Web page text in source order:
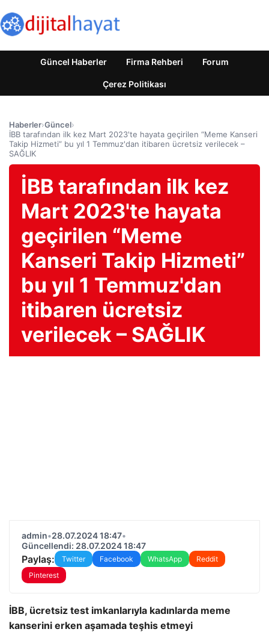
Güncel Haberler Firma Rehberi Forum
Çerez Politikası
Haberler›Güncel›
İBB tarafından ilk kez Mart 2023'te hayata geçirilen “Meme Kanseri
Takip Hizmeti” bu yıl 1 Temmuz'dan itibaren ücretsiz verilecek –
SAĞLIK
İBB tarafından ilk kez
Mart 2023'te hayata
geçirilen “Meme
Kanseri Takip Hizmeti”
bu yıl 1 Temmuz'dan
itibaren ücretsiz
verilecek – SAĞLIK
admin•28.07.2024 18:47•
Güncellendi: 28.07.2024 18:47
Paylaş: Twitter Facebook WhatsApp
Reddit
Pinterest
İBB, ücretsiz test imkanlarıyla kadınlarda meme
kanserini erken aşamada teşhis etmeyi